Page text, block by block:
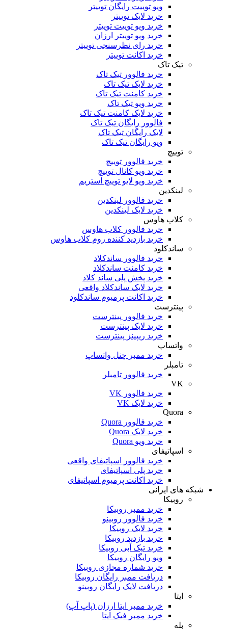
ویو توییت رایگان توییتر
خرید لایک توییتر
خرید ویو توییت توییتر
خرید ویو توییتر ارزان
خرید رای نظرسنجی توییتر
خرید اکانت توییتر
تیک تاک
خرید فالوور تیک تاک
خرید لایک تیک تاک
خرید کامنت تیک ‌تاک
خرید ویو تیک تاک
خرید لایک کامنت تیک تاک
فالوور رایگان تیک تاک
لایک رایگان تیک تاک
ویو رایگان تیک تاک
توییچ
خرید فالوور توییچ
خرید ویو کانال توییچ
خرید ویو لایو توییچ استریم
لینکدین
خرید فالوور لینکدین
خرید لایک لینکدین
کلاب هاوس
خرید فالوور کلاب هاوس
خرید بازدید کننده روم کلاب هاوس
ساندکلود
خرید فالوور ساندکلاد
خرید کامنت ساندکلاد
خرید پخش پلی ساند کلاد
خرید لایک ساندکلاد واقعی
خرید اکانت پرمیوم ساندکلود
پینترست
خرید فالوور پینترست
خرید لایک پینترست
خرید ریپینز پینترست
واتساپ
خرید ممبر چنل واتساپ
تامبلر
خرید فالوور تامبلر
خرید فالوور VK
خرید لایک VK
Quora
خرید فالوور Quora
خرید لایک Quora
خرید ویو Quora
اسپاتیفای
خرید فالوور اسپاتیفای واقعی
خرید پلی اسپاتیفای
خرید اکانت پرمیوم اسپاتیفای
شبکه های ایرانی
روبیکا
خرید ممبر روبیکا
خرید فالوور روبینو
خرید لایک روبیکا
خرید بازدید روبیکا
خرید تیک آبی روبیکا
ویو رایگان روبیکا
خرید شماره مجازی روبیکا
دریافت ممبر رایگان روبیکا
دریافت لایک رایگان روبینو
خرید ممبر ایتا ارزان (پاپ آپ)
خرید ممبر فیک ایتا